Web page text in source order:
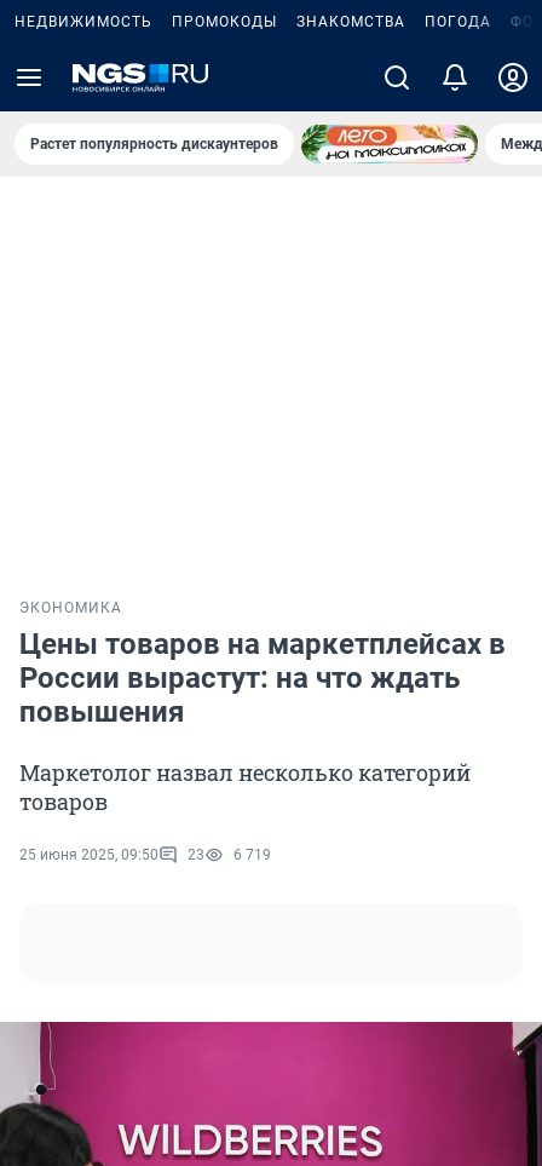
НЕДВИЖИМОСТЬ ПРОМОКОДЫ ЗНАКОМСТВА ПОГОДА
Растет популярность дискаунтеров
ЭКОНОМИКА
Цены товаров на маркетплейсах в
России вырастут: на что ждать
повышения
Маркетолог назвал несколько категорий
товаров
25 июня 2025, 09:50 23 6 719